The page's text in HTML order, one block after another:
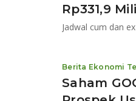
Rp331,9
Jadwal cum dan
Saham
Berita Ekonomi